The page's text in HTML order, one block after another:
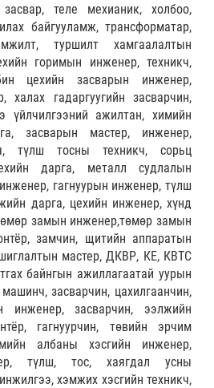
засвар, теле мехианик, холбоо,
байгууламж, трансформатар,
туршилт хамгаалалтын
горимын инженер, техникч,
цехийн засварын инженер,
халах гадаргуугийн засварчин,
үйлчилгээний ажилтан, химийн
засварын мастер, инженер,
түлш тосны техникч, сорьц
дарга, металл судлалын
гагнуурын инженер, түлш
дарга, цехийн инженер, хүнд
замын инженер,төмөр замын
замчин, щитийн аппаратын
мастер, ДКВР, КЕ, КВТС
байнгын ажиллагаатай уурын
засварчин, цахилгаанчин,
инженер, засварчин, ээлжийн
гагнуурчин, төвийн эрчим
албаны хэсгийн инженер,
түлш, тос, хаягдал усны
хэмжих хэсгийн техникч,